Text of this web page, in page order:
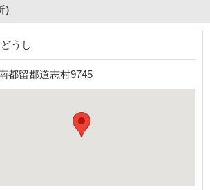
うし
都留郡道志村9745